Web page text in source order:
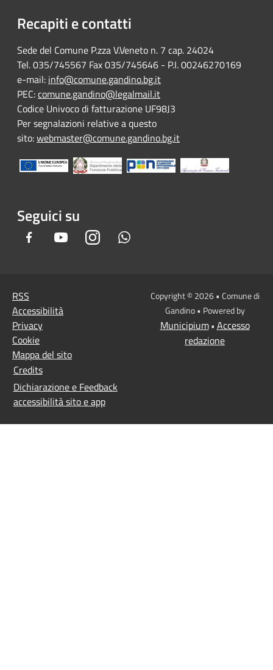
Recapiti e contatti
Sede del Comune P.zza V.Veneto n. 7 cap. 24024
Tel. 035/745567 Fax 035/745646 - P.I. 00246270169
e-mail: info@comune.gandino.bg.it
PEC:comune.gandino@legalmail.it
Codice Univoco di fatturazione UF98J3
Per segnalazioni relative a questo
sito:webmaster@comune.gandino.bg.it
Seguici su
Facebook YoutubeInstagram
RSS
Accessibilità
Privacy
Cookie
Mappa del sito
Credits
Dichiarazione e Feedback
accessibilità sito e app
Copyright © 2026 • Comune di
Gandino • Powered by
Municipium• Accesso
redazione